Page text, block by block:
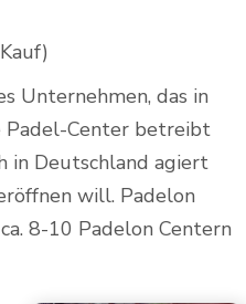
Unternehmen, das in
Padel-Center betreibt
in Deutschland agiert
will. Padelon
8-10 Padelon Centern